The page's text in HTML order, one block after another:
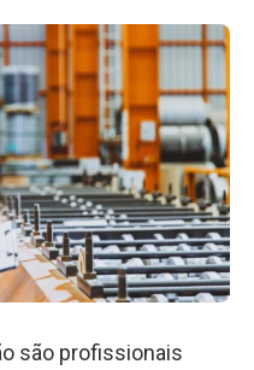
são profissionais